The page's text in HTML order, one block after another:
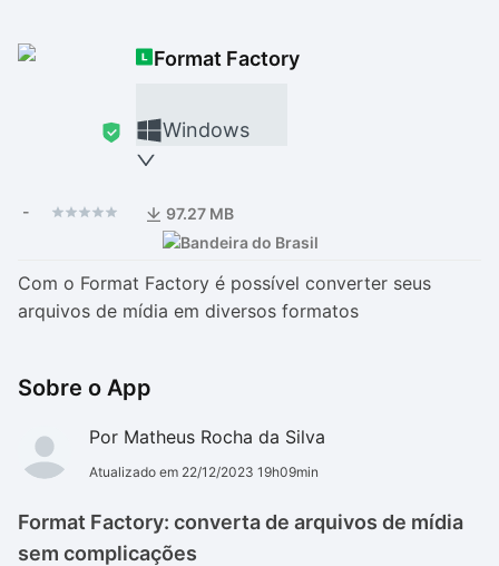
Format Factory
Windows
- 97.27 MB
Com o Format Factory é possível converter seus
arquivos de mídia em diversos formatos
Sobre o App
Por Matheus Rocha da Silva
Atualizado em 22/12/2023 19h09min
Format Factory: converta de arquivos de mídia
sem complicações